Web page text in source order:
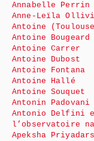
Annabelle Perrin
Anne-Leïla
Antoine
Antoine Bougeard
Antoine Carrer
Antoine Dubost
Antoine Fontana
Antoine Hallé
Antoine Souquet
Antonin Padovani
Antonio Delfini
l’observatoire
Apeksha